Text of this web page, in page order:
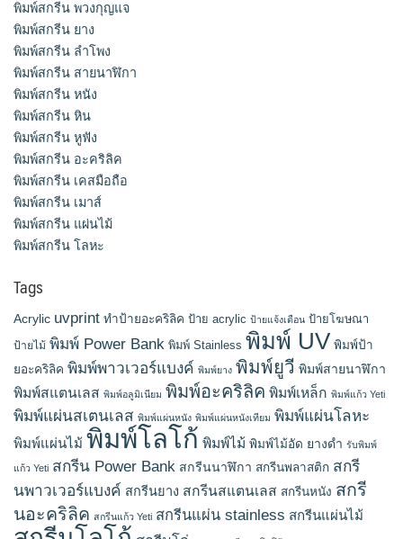
พิมพ์สกรีน พวงกุญแจ
พิมพ์สกรีน ยาง
พิมพ์สกรีน ลำโพง
พิมพ์สกรีน สายนาฬิกา
พิมพ์สกรีน หนัง
พิมพ์สกรีน หิน
พิมพ์สกรีน หูฟัง
พิมพ์สกรีน อะคริลิค
พิมพ์สกรีน เคสมือถือ
พิมพ์สกรีน เมาส์
พิมพ์สกรีน แผ่นไม้
พิมพ์สกรีน โลหะ
Tags
Acrylic uvprint ทำป้ายอะคริลิค ป้าย acrylic ป้ายแจ้งเตือน ป้ายโฆษณา
ป้ายไม้ พิมพ์ Power Bank พิมพ์ Stainless พิมพ์ UV พิมพ์ป้า
ยอะคริลิค พิมพ์พาวเวอร์แบงค์ พิมพ์ยาง พิมพ์ยูวี พิมพ์สายนาฬิกา
พิมพ์สแตนเลส พิมพ์อลูมิเนียม พิมพ์อะคริลิค พิมพ์เหล็ก พิมพ์แก้ว Yeti
พิมพ์แผ่นสเตนเลส พิมพ์แผ่นหนัง พิมพ์แผ่นหนังเทียม พิมพ์แผ่นโลหะ
พิมพ์แผ่นไม้ พิมพ์โลโก้ พิมพ์ไม้ พิมพ์ไม้อัด ยางดำ รับพิมพ์
แก้ว Yeti สกรีน Power Bank สกรีนนาฬิกา สกรีนพลาสติก สกรี
นพาวเวอร์แบงค์ สกรีนยาง สกรีนสแตนเลส สกรีนหนัง สกรี
นอะคริลิค สกรีนแก้ว Yeti สกรีนแผ่น stainless สกรีนแผ่นไม้